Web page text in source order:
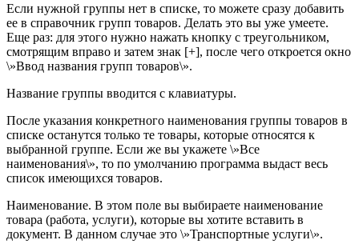
Если нужной группы нет в списке, то можете сразу добавить
ее в справочник групп товаров. Делать это вы уже умеете.
Еще раз: для этого нужно нажать кнопку с треугольником,
смотрящим вправо и затем знак [+], после чего откроется окно
\»Ввод названия групп товаров\».
Название группы вводится с клавиатуры.
После указания конкретного наименования группы товаров в
списке останутся только те товары, которые относятся к
выбранной группе. Если же вы укажете \»Все
наименования\», то по умолчанию программа выдаст весь
список имеющихся товаров.
Наименование. В этом поле вы выбираете наименование
товара (работа, услуги), которые вы хотите вставить в
документ. В данном случае это \»Транспортные услуги\».